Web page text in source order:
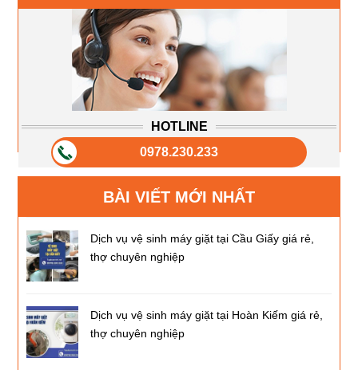
HOTLINE
0978.230.233
BÀI VIẾT MỚI NHẤT
Dịch vụ vệ sinh máy giặt tại Cầu Giấy giá rẻ,
thợ chuyên nghiệp
Dịch vụ vệ sinh máy giặt tại Hoàn Kiếm giá rẻ,
thợ chuyên nghiệp